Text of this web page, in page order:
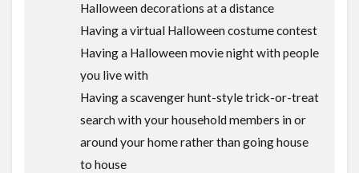
Halloween decorations at a distance
Having a virtual Halloween costume contest
Having a Halloween movie night with people
you live with
Having a scavenger hunt-style trick-or-treat
search with your household members in or
around your home rather than going house
to house